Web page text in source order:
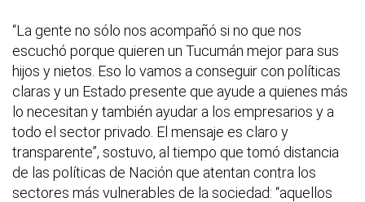
“La gente no sólo nos acompañó si no que nos
escuchó porque quieren un Tucumán mejor para sus
hijos y nietos. Eso lo vamos a conseguir con políticas
claras y un Estado presente que ayude a quienes más
lo necesitan y también ayudar a los empresarios y a
todo el sector privado. El mensaje es claro y
transparente”, sostuvo, al tiempo que tomó distancia
de las políticas de Nación que atentan contra los
sectores más vulnerables de la sociedad: “aquellos